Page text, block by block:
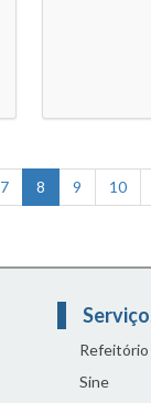
7 8 9 10
Sine